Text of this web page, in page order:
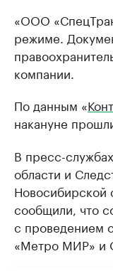
«ООО
режиме.
компании.
По данным «
накануне
В пресс-
области и
Новосибирской
сообщили, что
с проведением
«Метро МИР» и